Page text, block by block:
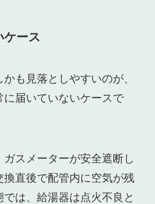
ケース
も見落としやすいのが、
届いていないケースで
スメーターが安全遮断し
換直後で配管内に空気が残
は、給湯器は点火不良と